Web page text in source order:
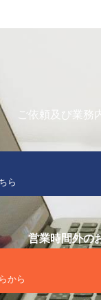
ご依頼及び業務
ら
営業時間外の
から